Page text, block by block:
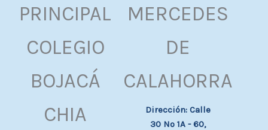
PRINCIPAL
COLEGIO
BOJACÁ
CHIA
MERCEDES
DE
CALAHORRA
Dirección: Calle
30 Nº 1A - 60,